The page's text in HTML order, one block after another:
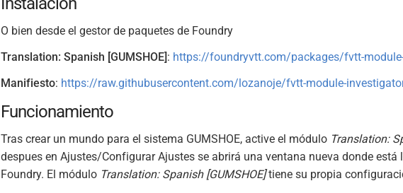
O bien desde el gestor de paquetes de Foundry
Translation: Spanish [GUMSHOE]: https://foundryvtt.com/packages/fvtt-
Manifiesto: https://raw.githubusercontent.com/lozanoje/fvtt-module-
Funcionamiento
Tras crear un mundo para el sistema GUMSHOE, active el módulo Translation:
despues en Ajustes/Configurar Ajustes se abrirá una ventana nueva donde
Foundry. El módulo Translation: Spanish [GUMSHOE]tiene su propia